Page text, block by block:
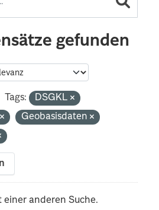
gefunden
Tags:
DSGKL
Geobasisdaten
einer anderen Suche.